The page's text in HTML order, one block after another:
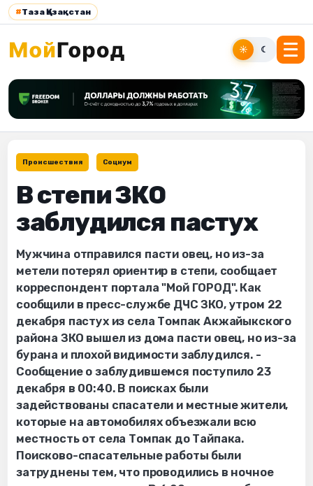
#Таза Қазақстан
☀ ☾
Происшествия Социум
В степи ЗКО
заблудился пастух
Мужчина отправился пасти овец, но из-за
метели потерял ориентир в степи, сообщает
корреспондент портала "Мой ГОРОД". Как
сообщили в пресс-службе ДЧС ЗКО, утром 22
декабря пастух из села Томпак Акжайыкского
района ЗКО вышел из дома пасти овец, но из-за
бурана и плохой видимости заблудился. -
Сообщение о заблудившемся поступило 23
декабря в 00:40. В поисках были
задействованы спасатели и местные жители,
которые на автомобилях объезжали всю
местность от села Томпак до Тайпака.
Поисково-спасательные работы были
затруднены тем, что проводились в ночное